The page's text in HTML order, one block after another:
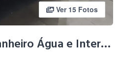
Ver 15 Fotos
Aluga Quarto C/Banheiro Água e Internet Centro Pinhais $1410